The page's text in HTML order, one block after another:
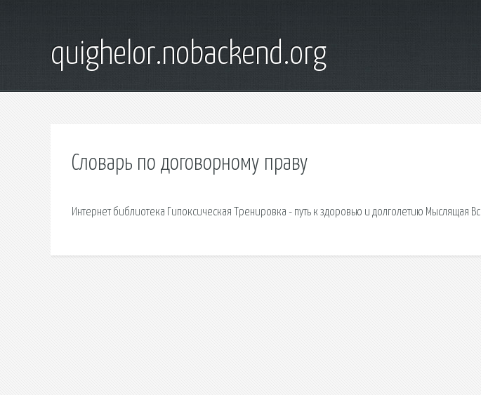
quighelor.nobackend.org
Словарь по договорному праву
Интернет библиотека Гипоксическая Тренировка - путь к здоровью и долголетию Мыслящая